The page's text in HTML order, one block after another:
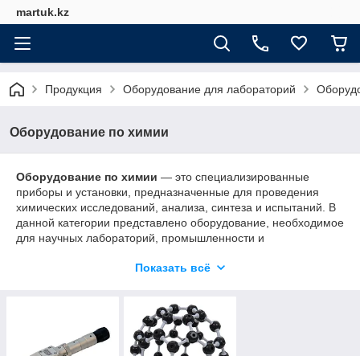
martuk.kz
Продукция Оборудование для лабораторий
Оборудование по химии
Оборудование по химии — это специализированные
приборы и установки, предназначенные для проведения
химических исследований, анализа, синтеза и испытаний. В
данной категории представлено оборудование, необходимое
для научных лабораторий, промышленности и
Оборудование соответствует высоким стандартам точности,
выполнение химических процессов и анализов.
Показать всё